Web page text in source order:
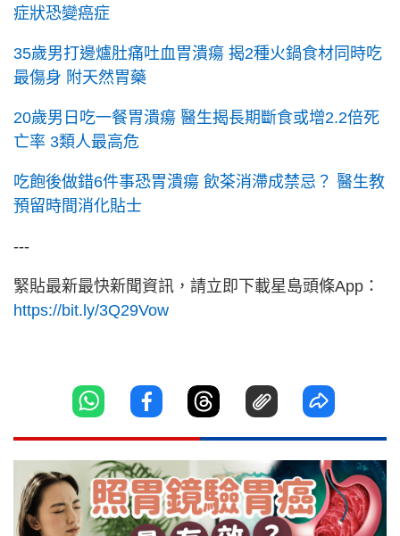
症狀恐變癌症
35歲男打邊爐肚痛吐血胃潰瘍 揭2種火鍋食材同時吃
最傷身 附天然胃藥
20歲男日吃一餐胃潰瘍 醫生揭長期斷食或增2.2倍死
亡率 3類人最高危
吃飽後做錯6件事恐胃潰瘍 飲茶消滯成禁忌？ 醫生教
預留時間消化貼士
---
緊貼最新最快新聞資訊，請立即下載星島頭條App：
https://bit.ly/3Q29Vow